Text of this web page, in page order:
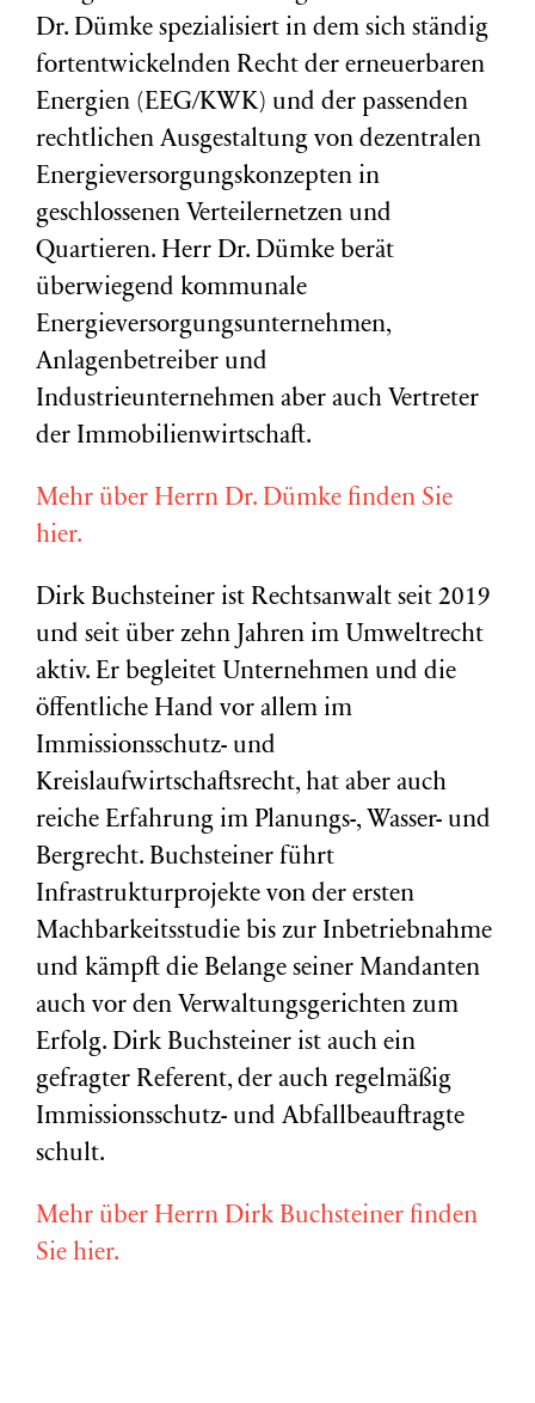
Dr. Dümke spezialisiert in dem sich ständig
fortentwickelnden Recht der erneuerbaren
Energien (EEG/KWK) und der passenden
rechtlichen Ausgestaltung von dezentralen
Energieversorgungskonzepten in
geschlossenen Verteilernetzen und
Quartieren. Herr Dr. Dümke berät
überwiegend kommunale
Energieversorgungsunternehmen,
Anlagenbetreiber und
Industrieunternehmen aber auch Vertreter
der Immobilienwirtschaft.
Mehr über Herrn Dr. Dümke finden Sie
hier.
Dirk Buchsteiner ist Rechtsanwalt seit 2019
und seit über zehn Jahren im Umweltrecht
aktiv. Er begleitet Unternehmen und die
öffentliche Hand vor allem im
Immissionsschutz- und
Kreislaufwirtschaftsrecht, hat aber auch
reiche Erfahrung im Planungs-, Wasser- und
Bergrecht. Buchsteiner führt
Infrastrukturprojekte von der ersten
Machbarkeitsstudie bis zur Inbetriebnahme
und kämpft die Belange seiner Mandanten
auch vor den Verwaltungsgerichten zum
Erfolg. Dirk Buchsteiner ist auch ein
gefragter Referent, der auch regelmäßig
Immissionsschutz- und Abfallbeauftragte
schult.
Mehr über Herrn Dirk Buchsteiner finden
Sie hier.